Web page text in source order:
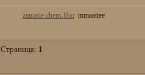
zaniatie chem-libo mmaattee
Страница: 1